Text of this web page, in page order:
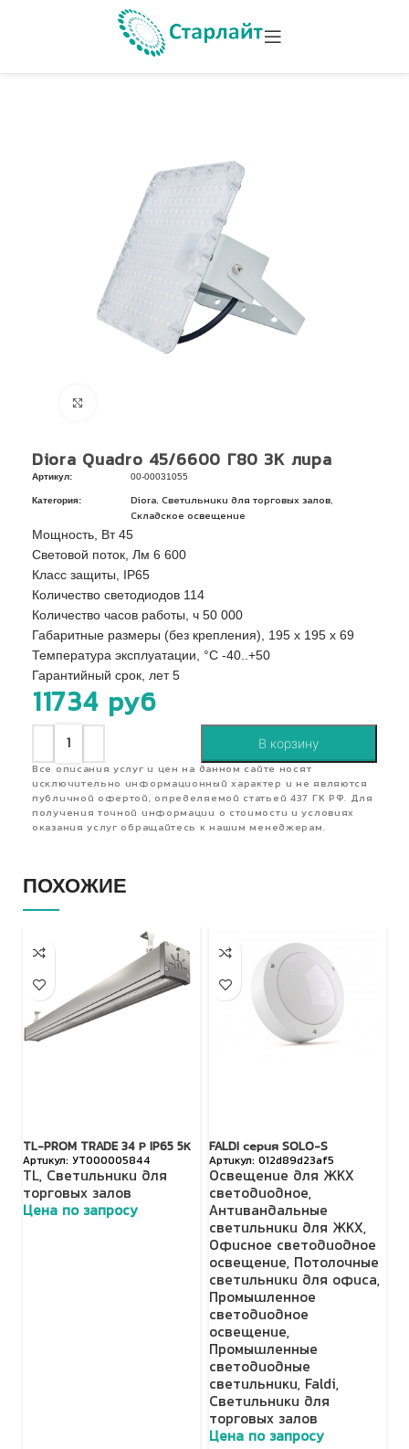
Diora Quadro 45/6600 Г80 3K лира
Артикул: 00-00031055
Категория: Diora Светильники для торговых залов
Складское освещение
Мощность, Вт 45
Световой поток, Лм 6 600
Класс защиты, IP65
Количество светодиодов 114
Количество часов работы, ч 50 000
Габаритные размеры (без крепления), 195 х 195 х 69
Температура эксплуатации, °C -40..+50
Гарантийный срок, лет 5
11734 руб
В корзину
Все описания услуг и цен на данном сайте носят
исключительно информационный характер и не являются
публичной офертой, определяемой статьей 437 ГК РФ. Для
получения точной информации о стоимости и условиях
оказания услуг обращайтесь к нашим менеджерам.
ПОХОЖИЕ
TL-PROM TRADE 34 Р IP65 5К
УТ000005844
TL, Светильники для
торговых залов
Цена по запросу
FALDI серия SOLO-S
012d89d23af5
Освещение для ЖКХ
светодиодное,
Антивандальные
светильники для ЖКХ,
Офисное светодиодное
освещение, Потолочные
светильники для офиса,
Промышленное
светодиодное
освещение,
Промышленные
светодиодные
светильники, Faldi,
Светильники для
торговых залов
Цена по запросу